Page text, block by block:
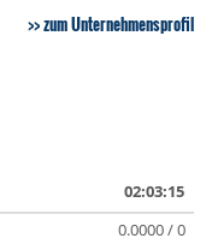
zum Unternehmensprofil
02:03:15
0.0000 / 0